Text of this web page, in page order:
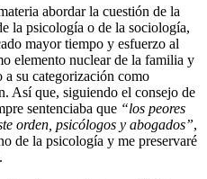
abordar la cuestión de la
la psicología o de la sociología,
mayor tiempo y esfuerzo al
elemento nuclear de la familia y
a su categorización como
Así que, siguiendo el consejo de
sentenciaba que “los peores
orden, psicólogos y abogados”,
de la psicología y me preservaré